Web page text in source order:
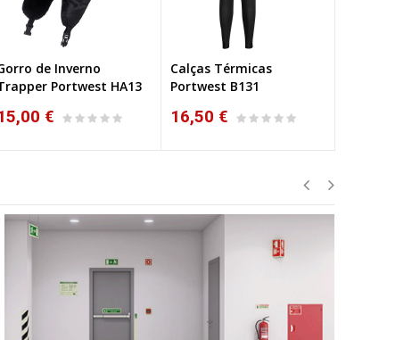
Térmicas
B131
€
Polar Opsial POL R OGT
20,60 €